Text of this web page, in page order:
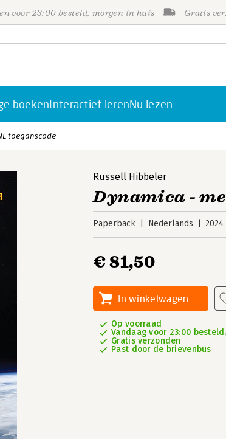
voor 23:00 besteld, morgen in huis Gratis
boekenInteractief lerenNu lezen
toeganscode
Russell Hibbeler
Dynamica -
Paperback Nederlands 2024
€ 81,50
In winkelwagen
Op voorraad
Vandaag voor 23:00
Gratis verzonden
Past door de brievenbus